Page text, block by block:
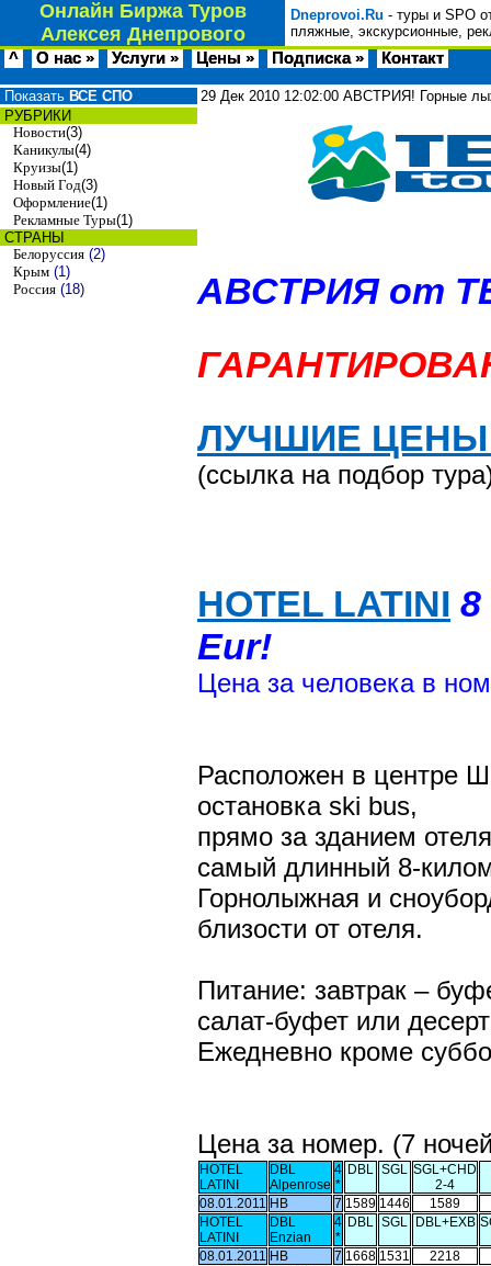
Онлайн Биржа Туров
Алексея Днепрового
Dneprovoi.Ru - туры и SPO
пляжные, экскурсионные,
^ О нас » Услуги » Цены » Подписка » Контакт
Показать ВСЕ СПО
РУБРИКИ
Новости(3)
Каникулы(4)
Круизы(1)
Новый Год(3)
Оформление(1)
Рекламные Туры(1)
СТРАНЫ
Белоруссия (2)
Крым (1)
Россия (18)
29 Дек 2010 12:02:00 АВСТРИЯ! Горные
АВСТРИЯ от
ЛУЧШИЕ ЦЕНЫ
(ссылка на подбор
HOTEL LATINI 8
Eur!
Цена за человека в
Расположен в центре
остановка ski bus,
прямо за зданием
самый длинный 8-
Горнолыжная и
близости от отеля.
Питание: завтрак –
салат-буфет или
Ежедневно кроме
Цена за номер. (7
HOTEL
LATINI
DBL
Alpenrose
4
*
DBL SGL SGL+CHD
2-4
08.01.2011 HB 7 1589 1446
1589
HOTEL
LATINI
DBL
Enzian
4
*
DBL SGL DBL+EXB
08.01.2011 HB 7 1668 1531
2218